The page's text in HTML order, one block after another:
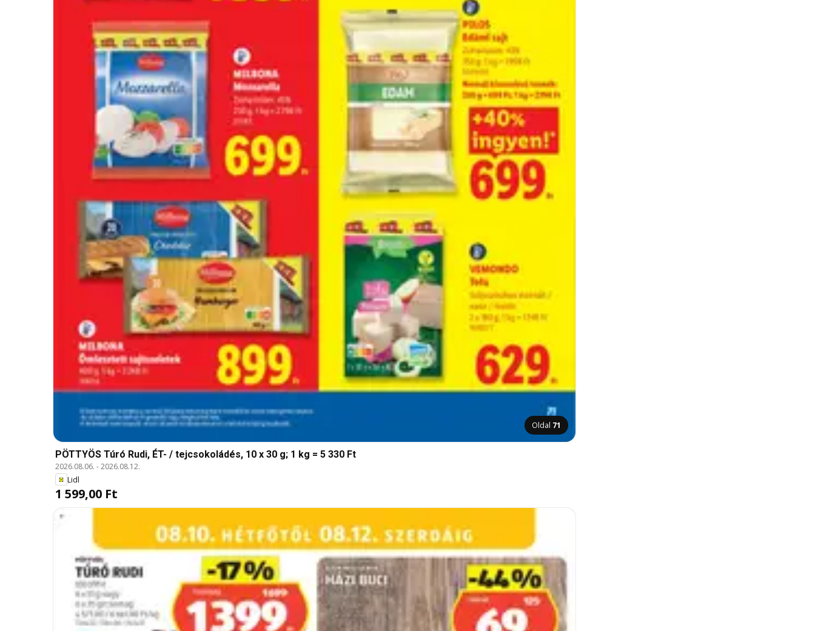
Oldal 71
PÖTTYÖS Túró Rudi, ÉT- / tejcsokoládés, 10 x 30 g; 1 kg = 5 330 Ft
2026.08.06. -2026.08.12.
Lidl
1 599,00 Ft